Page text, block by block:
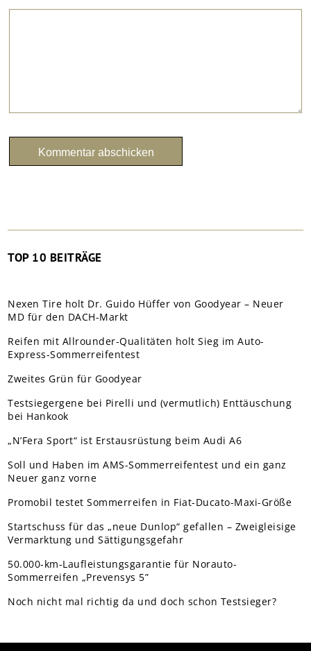
TOP 10 BEITRÄGE
Nexen Tire holt Dr. Guido Hüffer von Goodyear – Neuer
MD für den DACH-Markt
Reifen mit Allrounder-Qualitäten holt Sieg im Auto-
Express-Sommerreifentest
Zweites Grün für Goodyear
Testsiegergene bei Pirelli und (vermutlich) Enttäuschung
bei Hankook
„N’Fera Sport“ ist Erstausrüstung beim Audi A6
Soll und Haben im AMS-Sommerreifentest und ein ganz
Neuer ganz vorne
Promobil testet Sommerreifen in Fiat-Ducato-Maxi-Größe
Startschuss für das „neue Dunlop“ gefallen – Zweigleisige
Vermarktung und Sättigungsgefahr
50.000-km-Laufleistungsgarantie für Norauto-
Sommerreifen „Prevensys 5”
Noch nicht mal richtig da und doch schon Testsieger?